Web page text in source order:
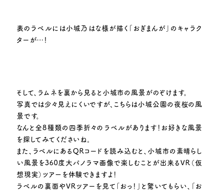
表のラベルには小城乃はな様が描く「おぎまんが」のキャラク
ターが…！
そして、ラムネを裏から見ると小城市の風景がのぞけます。
写真では少々見えにくいですが、こちらは小城公園の夜桜の風
景です。
なんと全8種類の四季折々のラベルがあります！お好きな風景
を探してみてくださいね。
また、ラベルにあるQRコードを読み込むと、小城市の素晴らし
い風景を360度大パノラマ画像で楽しむことが出来るVR（仮
想現実）ツアーを体験できますよ！
ラベルの裏面やVRツアーを見て「おっ！」と驚いてもらい、「お